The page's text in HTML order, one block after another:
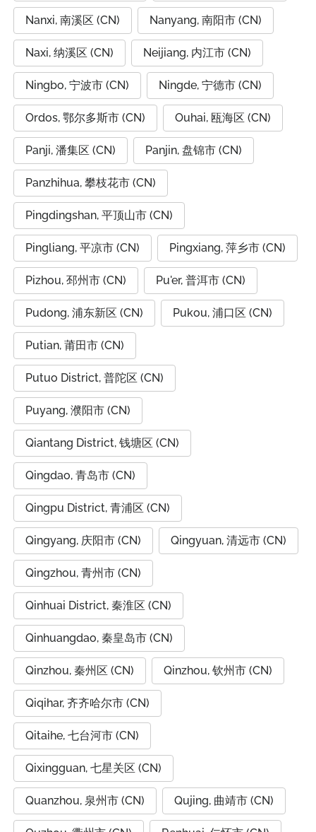
Nanxi, 南溪区 (CN) Nanyang, 南阳市 (CN)
Naxi, 纳溪区 (CN) Neijiang, 内江市 (CN)
Ningbo, 宁波市 (CN) Ningde, 宁德市 (CN)
Ordos, 鄂尔多斯市 (CN) Ouhai, 瓯海区 (CN)
Panji, 潘集区 (CN) Panjin, 盘锦市 (CN)
Panzhihua, 攀枝花市 (CN)
Pingdingshan, 平顶山市 (CN)
Pingliang, 平凉市 (CN) Pingxiang, 萍乡市 (CN)
Pizhou, 邳州市 (CN) Pu'er, 普洱市 (CN)
Pudong, 浦东新区 (CN) Pukou, 浦口区 (CN)
Putian, 莆田市 (CN)
Putuo District, 普陀区 (CN)
Puyang, 濮阳市 (CN)
Qiantang District, 钱塘区 (CN)
Qingdao, 青岛市 (CN)
Qingpu District, 青浦区 (CN)
Qingyang, 庆阳市 (CN) Qingyuan, 清远市 (CN)
Qingzhou, 青州市 (CN)
Qinhuai District, 秦淮区 (CN)
Qinhuangdao, 秦皇岛市 (CN)
Qinzhou, 秦州区 (CN) Qinzhou, 钦州市 (CN)
Qiqihar, 齐齐哈尔市 (CN)
Qitaihe, 七台河市 (CN)
Qixingguan, 七星关区 (CN)
Quanzhou, 泉州市 (CN) Qujing, 曲靖市 (CN)